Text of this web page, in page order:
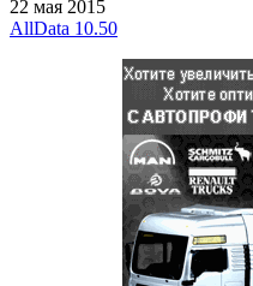
22 мая 2015
AllData 10.50